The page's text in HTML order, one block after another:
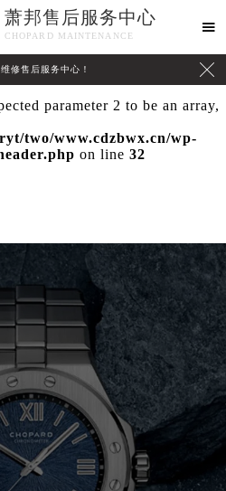
1 to be array, null
two/www.cdzbwx.cn/wp-
on line
parameter 2 to be an array,
two/www.cdzbwx.cn/wp-
on line 32
萧邦售后服务中心
CHOPARD MAINTENANCE

修售后服务中心！ 